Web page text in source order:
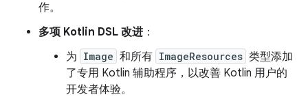
作。
多项 Kotlin DSL 改进 ：
为 Image 和所有 ImageResources 类型添加
了专用 Kotlin 辅助程序，以改善 Kotlin 用户的
开发者体验。